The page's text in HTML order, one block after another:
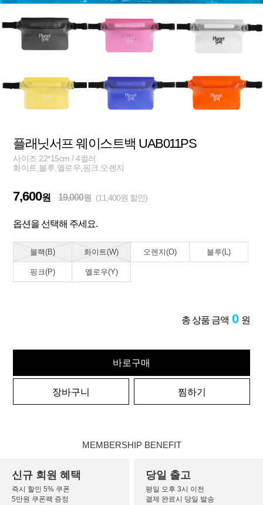
플래닛서프 웨이스트백 UAB011PS
사이즈 22*15cm / 4컬러
화이트,블루,옐로우,핑크,오렌지
7,600원 19,000원 (11,400원 할인)
옵션을 선택해 주세요.
블랙(B) 화이트(W) 오렌지(O) 블루(L)
핑크(P) 옐로우(Y)
총 상품 금액 0 원
바로구매
장바구니 찜하기
MEMBERSHIP BENEFIT
신규 회원 혜택
즉시 할인 5% 쿠폰
5만원 쿠폰팩 증정
당일 출고
평일 오후 3시 이전
결제 완료시 당일 발송